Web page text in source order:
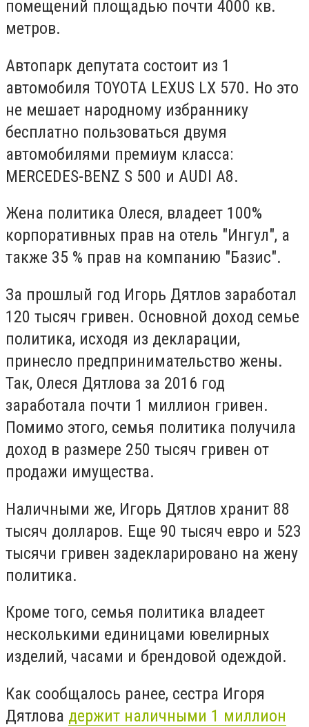
помещений площадью почти 4000 кв.
метров.
Автопарк депутата состоит из 1
автомобиля TOYOTA LEXUS LX 570. Но это
не мешает народному избраннику
бесплатно пользоваться двумя
автомобилями премиум класса:
MERCEDES-BENZ S 500 и AUDI A8.
Жена политика Олеся, владеет 100%
корпоративных прав на отель "Ингул", а
также 35 % прав на компанию "Базис".
За прошлый год Игорь Дятлов заработал
120 тысяч гривен. Основной доход семье
политика, исходя из декларации,
принесло предпринимательство жены.
Так, Олеся Дятлова за 2016 год
заработала почти 1 миллион гривен.
Помимо этого, семья политика получила
доход в размере 250 тысяч гривен от
продажи имущества.
Наличными же, Игорь Дятлов хранит 88
тысяч долларов. Еще 90 тысяч евро и 523
тысячи гривен задекларировано на жену
политика.
Кроме того, семья политика владеет
несколькими единицами ювелирных
изделий, часами и брендовой одеждой.
Как сообщалось ранее, сестра Игоря
Дятлова держит наличными 1 миллион